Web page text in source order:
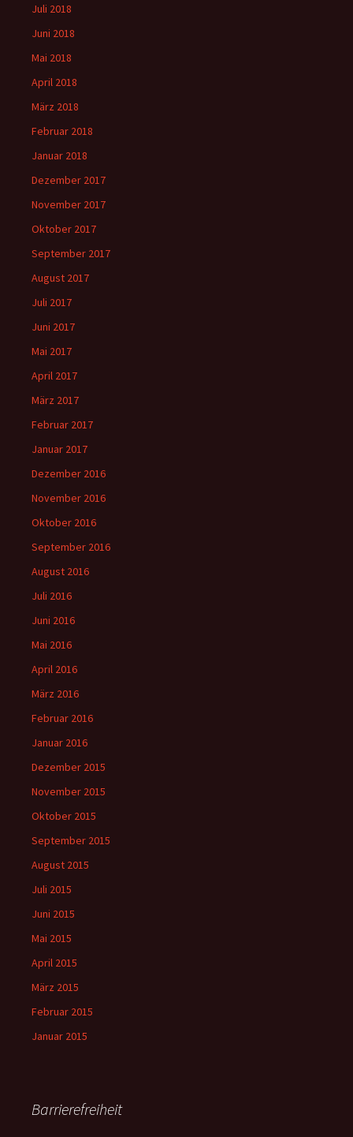
Juli 2018
Juni 2018
Mai 2018
April 2018
März 2018
Februar 2018
Januar 2018
Dezember 2017
November 2017
Oktober 2017
September 2017
August 2017
Juli 2017
Juni 2017
Mai 2017
April 2017
März 2017
Februar 2017
Januar 2017
Dezember 2016
November 2016
Oktober 2016
September 2016
August 2016
Juli 2016
Juni 2016
Mai 2016
April 2016
März 2016
Februar 2016
Januar 2016
Dezember 2015
November 2015
Oktober 2015
September 2015
August 2015
Juli 2015
Juni 2015
Mai 2015
April 2015
März 2015
Februar 2015
Januar 2015
Barrierefreiheit